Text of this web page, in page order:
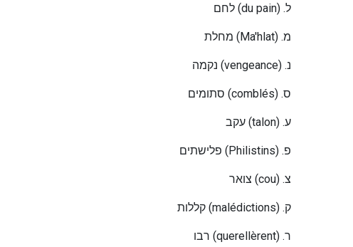
לחם (du pain) .ל
מחלת (Ma'hlat) .מ
נקמה (vengeance) .נ
סתומים (comblés) .ס
עקב (talon) .ע
פלישתים (Philistins) .פ
צואר (cou) .צ
קללות (malédictions) .ק
רבו (querellèrent) .ר